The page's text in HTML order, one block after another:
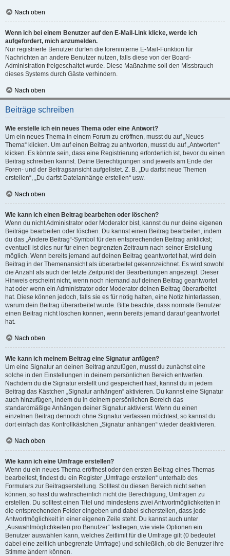
Nach oben
Wenn ich bei einem Benutzer auf den E-Mail-Link klicke, werde ich
aufgefordert, mich anzumelden.
Nur registrierte Benutzer dürfen die foreninterne E-Mail-Funktion für
Nachrichten an andere Benutzer nutzen, falls diese von der Board-
Administration freigeschaltet wurde. Diese Maßnahme soll den Missbrauch
dieses Systems durch Gäste verhindern.
Nach oben
Beiträge schreiben
Wie erstelle ich ein neues Thema oder eine Antwort?
Um ein neues Thema in einem Forum zu eröffnen, musst du auf „Neues
Thema“ klicken. Um auf einen Beitrag zu antworten, musst du auf „Antworten“
klicken. Es könnte sein, dass eine Registrierung erforderlich ist, bevor du einen
Beitrag schreiben kannst. Deine Berechtigungen sind jeweils am Ende der
Foren- und der Beitragsansicht aufgelistet. Z. B. „Du darfst neue Themen
erstellen“, „Du darfst Dateianhänge erstellen“ usw.
Nach oben
Wie kann ich einen Beitrag bearbeiten oder löschen?
Wenn du nicht Administrator oder Moderator bist, kannst du nur deine eigenen
Beiträge bearbeiten oder löschen. Du kannst einen Beitrag bearbeiten, indem
du das „Ändere Beitrag“-Symbol für den entsprechenden Beitrag anklickst;
eventuell ist dies nur für einen begrenzten Zeitraum nach seiner Erstellung
möglich. Wenn bereits jemand auf deinen Beitrag geantwortet hat, wird dein
Beitrag in der Themenansicht als überarbeitet gekennzeichnet. Es wird sowohl
die Anzahl als auch der letzte Zeitpunkt der Bearbeitungen angezeigt. Dieser
Hinweis erscheint nicht, wenn noch niemand auf deinen Beitrag geantwortet
hat oder wenn ein Administrator oder Moderator deinen Beitrag überarbeitet
hat. Diese können jedoch, falls sie es für nötig halten, eine Notiz hinterlassen,
warum dein Beitrag überarbeitet wurde. Bitte beachte, dass normale Benutzer
einen Beitrag nicht löschen können, wenn bereits jemand darauf geantwortet
hat.
Nach oben
Wie kann ich meinem Beitrag eine Signatur anfügen?
Um eine Signatur an deinen Beitrag anzufügen, musst du zunächst eine
solche in den Einstellungen in deinem persönlichen Bereich entwerfen.
Nachdem du die Signatur erstellt und gespeichert hast, kannst du in jedem
Beitrag das Kästchen „Signatur anhängen“ aktivieren. Du kannst eine Signatur
auch hinzufügen, indem du in deinem persönlichen Bereich das
standardmäßige Anhängen deiner Signatur aktivierst. Wenn du einen
einzelnen Beitrag dennoch ohne Signatur verfassen möchtest, so kannst du
dort einfach das Kontrollkästchen „Signatur anhängen“ wieder deaktivieren.
Nach oben
Wie kann ich eine Umfrage erstellen?
Wenn du ein neues Thema eröffnest oder den ersten Beitrag eines Themas
bearbeitest, findest du ein Register „Umfrage erstellen“ unterhalb des
Formulars zur Beitragserstellung. Solltest du diesen Bereich nicht sehen
können, so hast du wahrscheinlich nicht die Berechtigung, Umfragen zu
erstellen. Du solltest einen Titel und mindestens zwei Antwortmöglichkeiten in
die entsprechenden Felder eingeben und dabei sicherstellen, dass jede
Antwortmöglichkeit in einer eigenen Zeile steht. Du kannst auch unter
„Auswahlmöglichkeiten pro Benutzer“ festlegen, wie viele Optionen ein
Benutzer auswählen kann, welches Zeitlimit für die Umfrage gilt (0 bedeutet
dabei eine zeitlich unbegrenzte Umfrage) und schließlich, ob die Benutzer ihre
Stimme ändern können.